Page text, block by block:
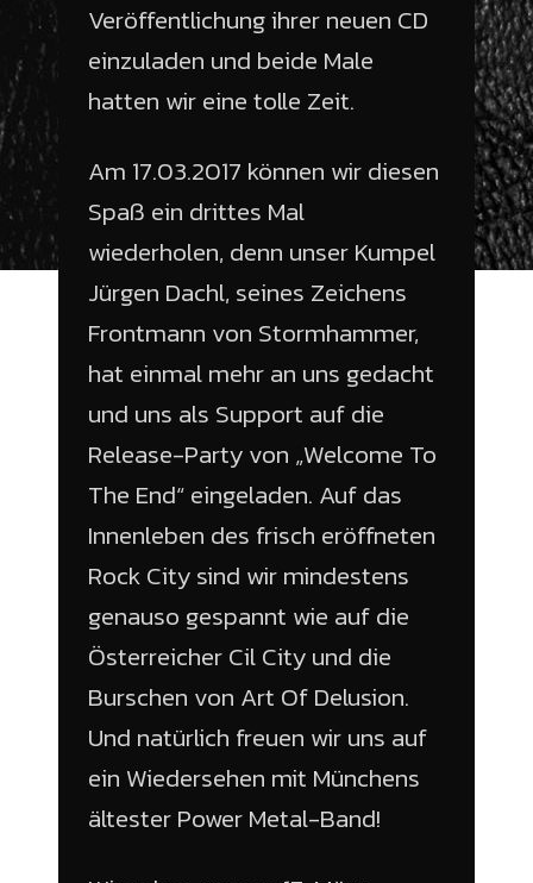
Veröffentlichung ihrer neuen CD
einzuladen und beide Male
hatten wir eine tolle Zeit.
Am 17.03.2017 können wir diesen
Spaß ein drittes Mal
wiederholen, denn unser Kumpel
Jürgen Dachl, seines Zeichens
Frontmann von Stormhammer,
hat einmal mehr an uns gedacht
und uns als Support auf die
Release-Party von „Welcome To
The End“ eingeladen. Auf das
Innenleben des frisch eröffneten
Rock City sind wir mindestens
genauso gespannt wie auf die
Österreicher Cil City und die
Burschen von Art Of Delusion.
Und natürlich freuen wir uns auf
ein Wiedersehen mit Münchens
ältester Power Metal-Band!